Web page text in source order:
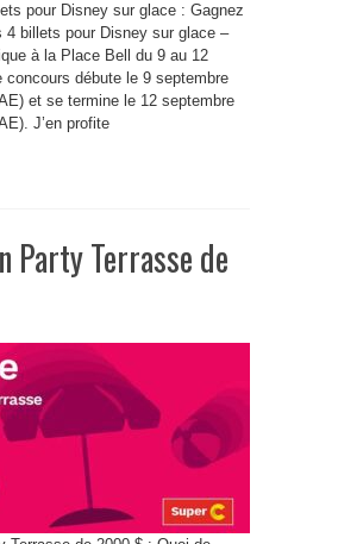
pour Disney sur glace : Gagnez
4 billets pour Disney sur glace –
à la Place Bell du 9 au 12
concours débute le 9 septembre
et se termine le 12 septembre
J’en profite
Party Terrasse de